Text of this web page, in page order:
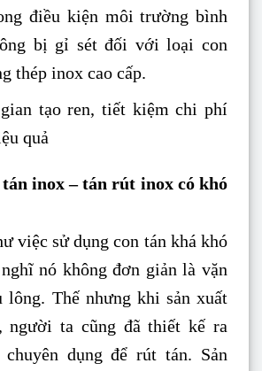
điều kiện môi trường bình
bị gỉ sét đối với loại con
thép inox cao cấp.
tạo ren, tiết kiệm chi phí
quả
inox – tán rút inox có khó
việc sử dụng con tán khá khó
nó không đơn giản là vặn
lông. Thế nhưng khi sản xuất
người ta cũng đã thiết kế ra
dụng để rút tán. Sản